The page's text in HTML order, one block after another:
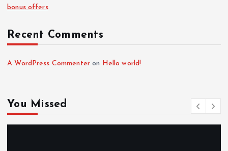
bonus offers
Recent Comments
A WordPress Commenter on Hello world!
You Missed